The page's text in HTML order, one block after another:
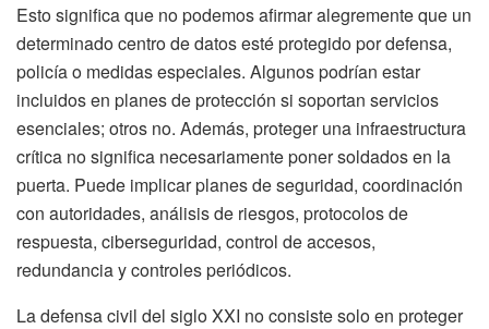
Esto significa que no podemos afirmar alegremente que un
determinado centro de datos esté protegido por defensa,
policía o medidas especiales. Algunos podrían estar
incluidos en planes de protección si soportan servicios
esenciales; otros no. Además, proteger una infraestructura
crítica no significa necesariamente poner soldados en la
puerta. Puede implicar planes de seguridad, coordinación
con autoridades, análisis de riesgos, protocolos de
respuesta, ciberseguridad, control de accesos,
redundancia y controles periódicos.
La defensa civil del siglo XXI no consiste solo en proteger